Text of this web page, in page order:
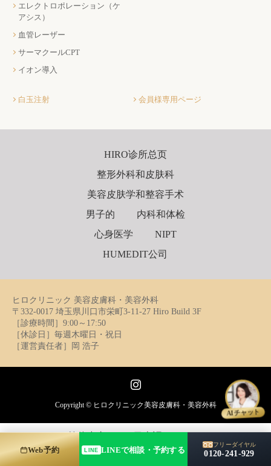
エレクトロポレーション（ケ
アシス）
血管レーザー
サーマクールCPT
イオン導入
白玉注射 会員様専用ページ
HIRO诊所总页
整形外科和皮肤科
美容皮肤学和整容手术
男子的
内科和体检
心身医学
NIPT
HUMEDIT公司
ヒロクリニック 美容皮膚科・美容外科
〒332-0017 埼玉県川口市栄町3-11-27 Hiro Build 3F
［診療時間］9:00～17:50
［休診日］毎週木曜日・祝日
［運営責任者］岡 浩子
Copyright © ヒロクリニック美容皮膚科・美容外科
AIチャット
简体中文 English
Web予約 LINE LINEで相談・予約する
フリーダイヤル
0120-241-929